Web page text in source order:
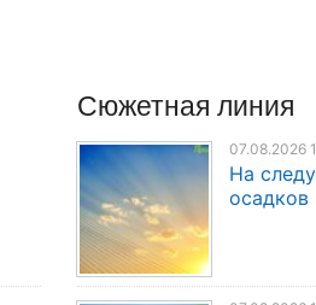
Сюжетная линия
07.08.2026
На
осадков